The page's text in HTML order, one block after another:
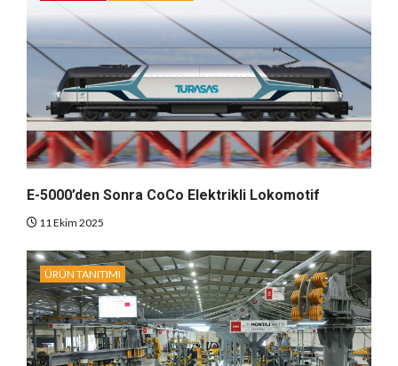
E-5000’den Sonra CoCo Elektrikli Lokomotif
11 Ekim 2025
ÜRÜN TANITIMI